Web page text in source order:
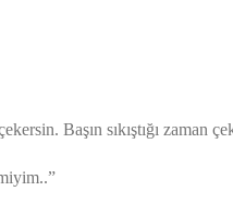
Başın sıkıştığı zaman